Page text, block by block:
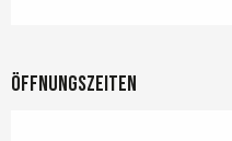
Öffnungszeiten